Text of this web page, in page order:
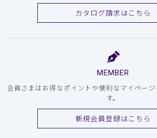
カタログ請求はこちら
MEMBER
会員さまはお得なポイントや便利なマイペー
す。
新規会員登録はこちら